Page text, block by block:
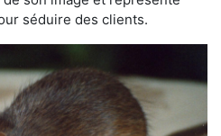
séduire des clients.